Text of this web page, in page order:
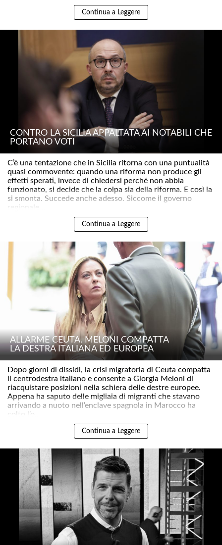
Continua a Leggere
CONTRO LA SICILIA APPALTATA AI NOTABILI CHE
PORTANO VOTI
C’è una tentazione che in Sicilia ritorna con una puntualità
quasi commovente: quando una riforma non produce gli
effetti sperati, invece di chiedersi perché non abbia
funzionato, si decide che la colpa sia della riforma. E così la
si smonta. Succede anche adesso. Siccome il governo
regionale ..
Continua a Leggere
ALLARME CEUTA. MELONI COMPATTA
LA DESTRA ITALIANA ED EUROPEA
Dopo giorni di dissidi, la crisi migratoria di Ceuta compatta
il centrodestra italiano e consente a Giorgia Meloni di
riacquistare posizioni nella schiera delle destre europee.
Appena ha saputo delle migliaia di migranti che stavano
arrivando a nuoto nell’enclave spagnola in Marocco ha
colto l’o..
Continua a Leggere